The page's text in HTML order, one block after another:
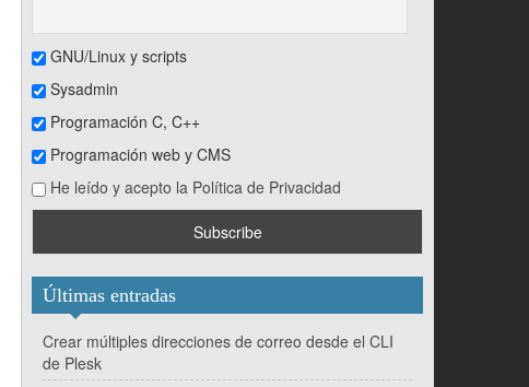
GNU/Linux y scripts
Sysadmin
Programación C, C++
Programación web y CMS
He leído y acepto la Política de Privacidad
Últimas entradas
Crear múltiples direcciones de correo desde el CLI
de Plesk